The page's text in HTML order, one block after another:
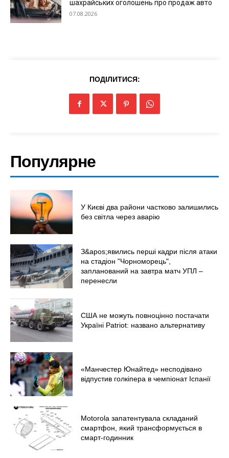
Світ
шахрайських оголошень про продаж авто
07.08.2026
ПОДІЛИТИСЯ:
Популярне
У Києві два райони частково залишились
без світла через аварію
З&apos;явились перші кадри після атаки
на стадіон "Чорноморець",
запланований на завтра матч УПЛ –
перенесли
США не можуть повноцінно постачати
Україні Patriot: названо альтернативу
«Манчестер Юнайтед» несподівано
відпустив голкіпера в чемпіонат Іспанії
Motorola запатентувала складаний
смартфон, який трансформується в
смарт-годинник